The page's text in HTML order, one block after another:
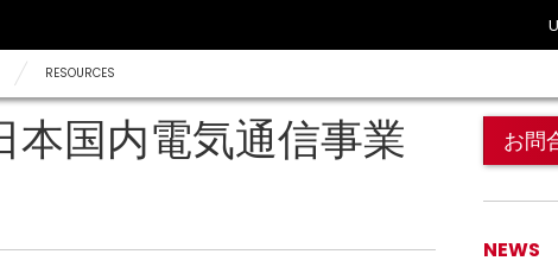
RESOURCES
本国内電気通信事業
お問
NEWS